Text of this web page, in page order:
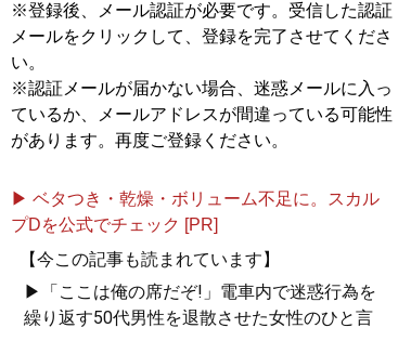
※登録後、メール認証が必要です。受信した認証
メールをクリックして、登録を完了させてくださ
い。
※認証メールが届かない場合、迷惑メールに入っ
ているか、メールアドレスが間違っている可能性
があります。再度ご登録ください。
▶ ベタつき・乾燥・ボリューム不足に。スカル
プDを公式でチェック [PR]
【今この記事も読まれています】
▶「ここは俺の席だぞ!」電車内で迷惑行為を
繰り返す50代男性を退散させた女性のひと言